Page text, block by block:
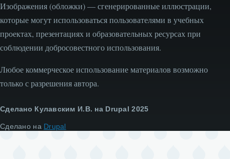
Изображения (обложки) — сгенерированные иллюстрации,
которые могут использоваться пользователями в учебных
проектах, презентациях и образовательных ресурсах при
соблюдении добросовестного использования.
Любое коммерческое использование материалов возможно
только с разрешения автора.
Сделано Кулавским И.В. на Drupal 2025
Сделано на Drupal